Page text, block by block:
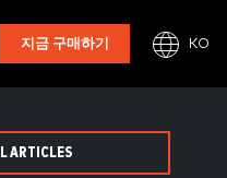
지금 구매하기 KO
ARTICLES